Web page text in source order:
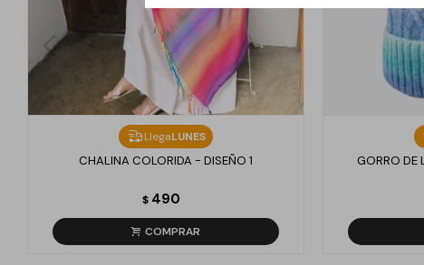
LlegaLUNES
CHALINA COLORIDA - DISEÑO 1
$ 490
GORRO DE